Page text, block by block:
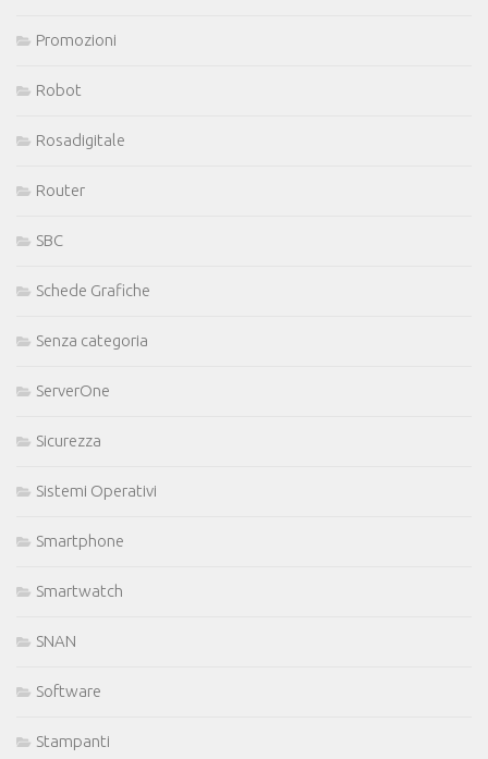
Promozioni
Robot
Rosadigitale
Router
SBC
Schede Grafiche
Senza categoria
ServerOne
Sicurezza
Sistemi Operativi
Smartphone
Smartwatch
SNAN
Software
Stampanti